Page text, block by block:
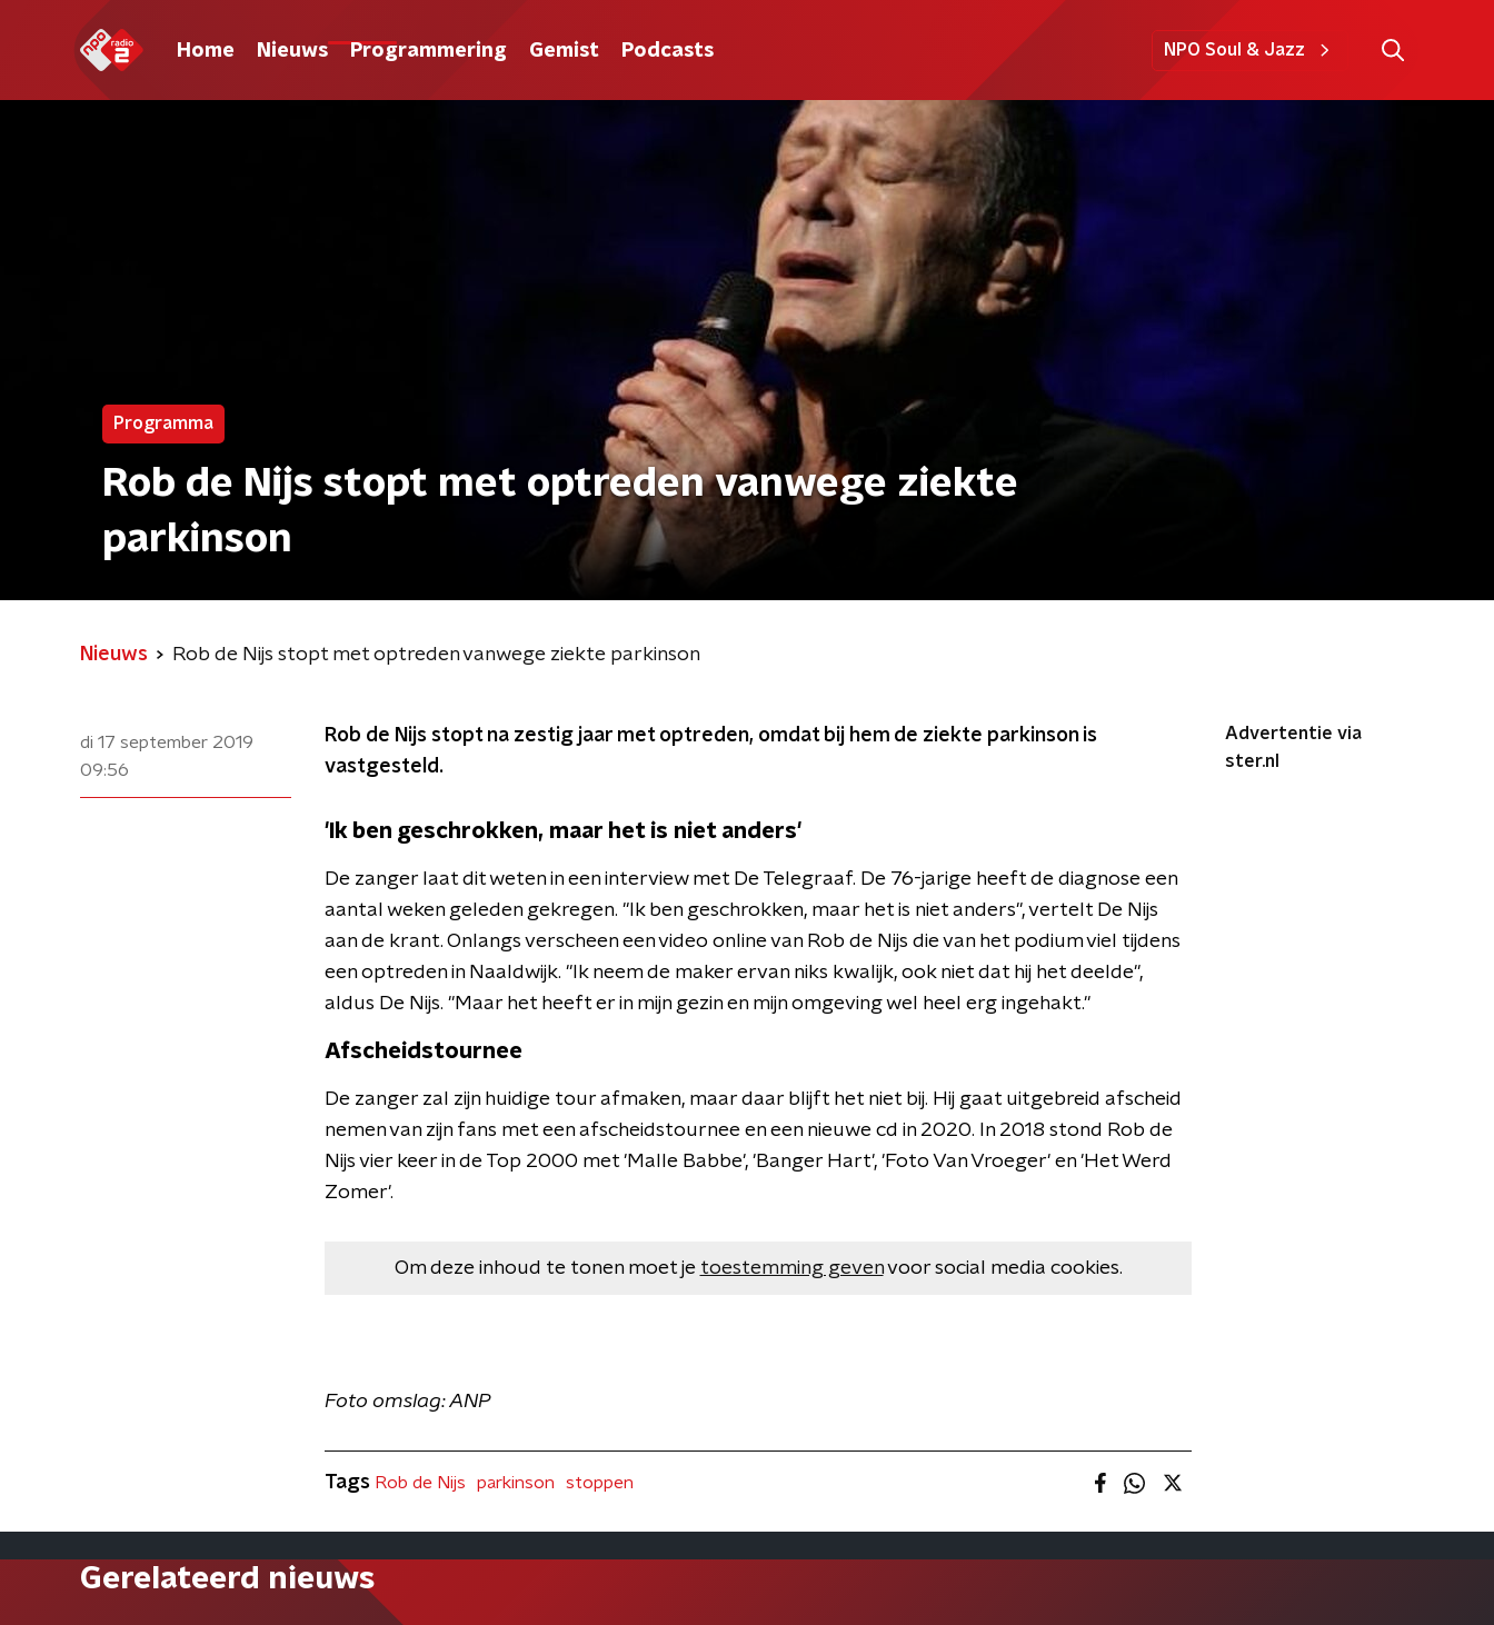
Home Nieuws Programmering Gemist Podcasts NPO Soul & Jazz
Programma
Rob de Nijs stopt met optreden vanwege ziekte
parkinson
Nieuws Rob de Nijs stopt met optreden vanwege ziekte parkinson
di 17 september 2019
09:56
Rob de Nijs stopt na zestig jaar met optreden, omdat bij hem de ziekte parkinson is
vastgesteld.
'Ik ben geschrokken, maar het is niet anders'
De zanger laat dit weten in een interview met De Telegraaf. De 76-jarige heeft de diagnose een
aantal weken geleden gekregen. "Ik ben geschrokken, maar het is niet anders", vertelt De Nijs
aan de krant. Onlangs verscheen een video online van Rob de Nijs die van het podium viel tijdens
een optreden in Naaldwijk. "Ik neem de maker ervan niks kwalijk, ook niet dat hij het deelde",
aldus De Nijs. "Maar het heeft er in mijn gezin en mijn omgeving wel heel erg ingehakt."
Afscheidstournee
De zanger zal zijn huidige tour afmaken, maar daar blijft het niet bij. Hij gaat uitgebreid afscheid
nemen van zijn fans met een afscheidstournee en een nieuwe cd in 2020. In 2018 stond Rob de
Nijs vier keer in de Top 2000 met 'Malle Babbe', 'Banger Hart', 'Foto Van Vroeger' en 'Het Werd
Zomer'.
Om deze inhoud te tonen moet je toestemming gevenvoor social media cookies.
Foto omslag: ANP
Advertentie via
ster.nl
Tags Rob de Nijs parkinson stoppen
Gerelateerd nieuws